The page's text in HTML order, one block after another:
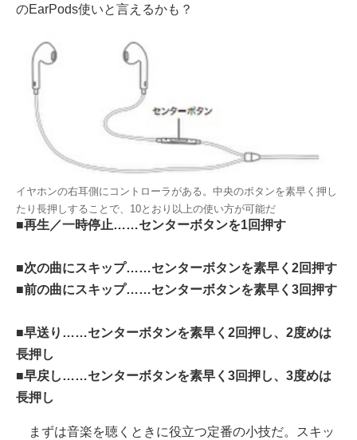
のEarPods使いと言えるかも？
イヤホンの右耳側にコントローラがある。中央のボタンを素早く押し
たり長押しすることで、10とおり以上の使い方が可能だ
■再生／一時停止……センターボタンを1回押す
■次の曲にスキップ……センターボタンを素早く2回押す
■前の曲にスキップ……センターボタンを素早く3回押す
■早送り……センターボタンを素早く2回押し、2度めは
長押し
■早戻し……センターボタンを素早く3回押し、3度めは
長押し
まずは音楽を聴くときに役立つ定番の小技だ。スキッ